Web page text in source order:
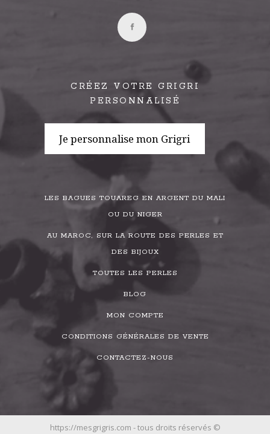
CRÉEZ VOTRE GRIGRI
PERSONNALISÉ
Je personnalise mon Grigri
LES BAGUES TOUAREG EN ARGENT DU MALI
OU DU NIGER
AU MAROC, SUR LA ROUTE DES PERLES ET
DES BIJOUX
TOUTES LES PERLES
BLOG
MON COMPTE
CONDITIONS GÉNÉRALES DE VENTE
CONTACTEZ-NOUS
https://mesgrigris.com - tous droits réservés ©